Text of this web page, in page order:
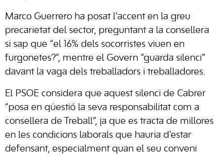
Marco Guerrero ha posat l’accent en la greu
precarietat del sector, preguntant a la consellera
si sap que “el 16% dels socorristes viuen en
furgonetes?”, mentre el Govern “guarda silenci”
davant la vaga dels treballadors i treballadores.
El PSOE considera que aquest silenci de Cabrer
“posa en qüestió la seva responsabilitat com a
consellera de Treball”, ja que es tracta de millores
en les condicions laborals que hauria d’estar
defensant, especialment quan el seu conveni